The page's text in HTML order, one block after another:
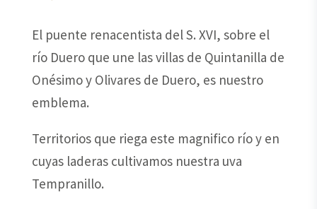
El puente renacentista del S. XVI, sobre el
río Duero que une las villas de Quintanilla de
Onésimo y Olivares de Duero, es nuestro
emblema.
Territorios que riega este magnifico río y en
cuyas laderas cultivamos nuestra uva
Tempranillo.